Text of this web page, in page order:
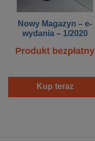
Nowy Magazyn – e-
wydania – 1/2020
Produkt bezpłatny
Kup teraz